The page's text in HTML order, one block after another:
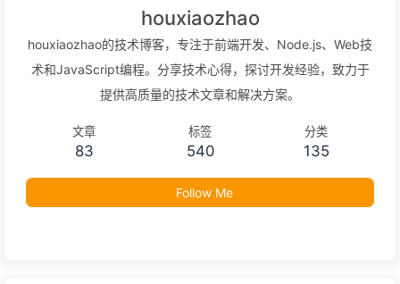
houxiaozhao
houxiaozhao的技术博客，专注于前端开发、Node.js、Web技
术和JavaScript编程。分享技术心得，探讨开发经验，致力于
提供高质量的技术文章和解决方案。
文章
83
标签
540
分类
135
Follow Me